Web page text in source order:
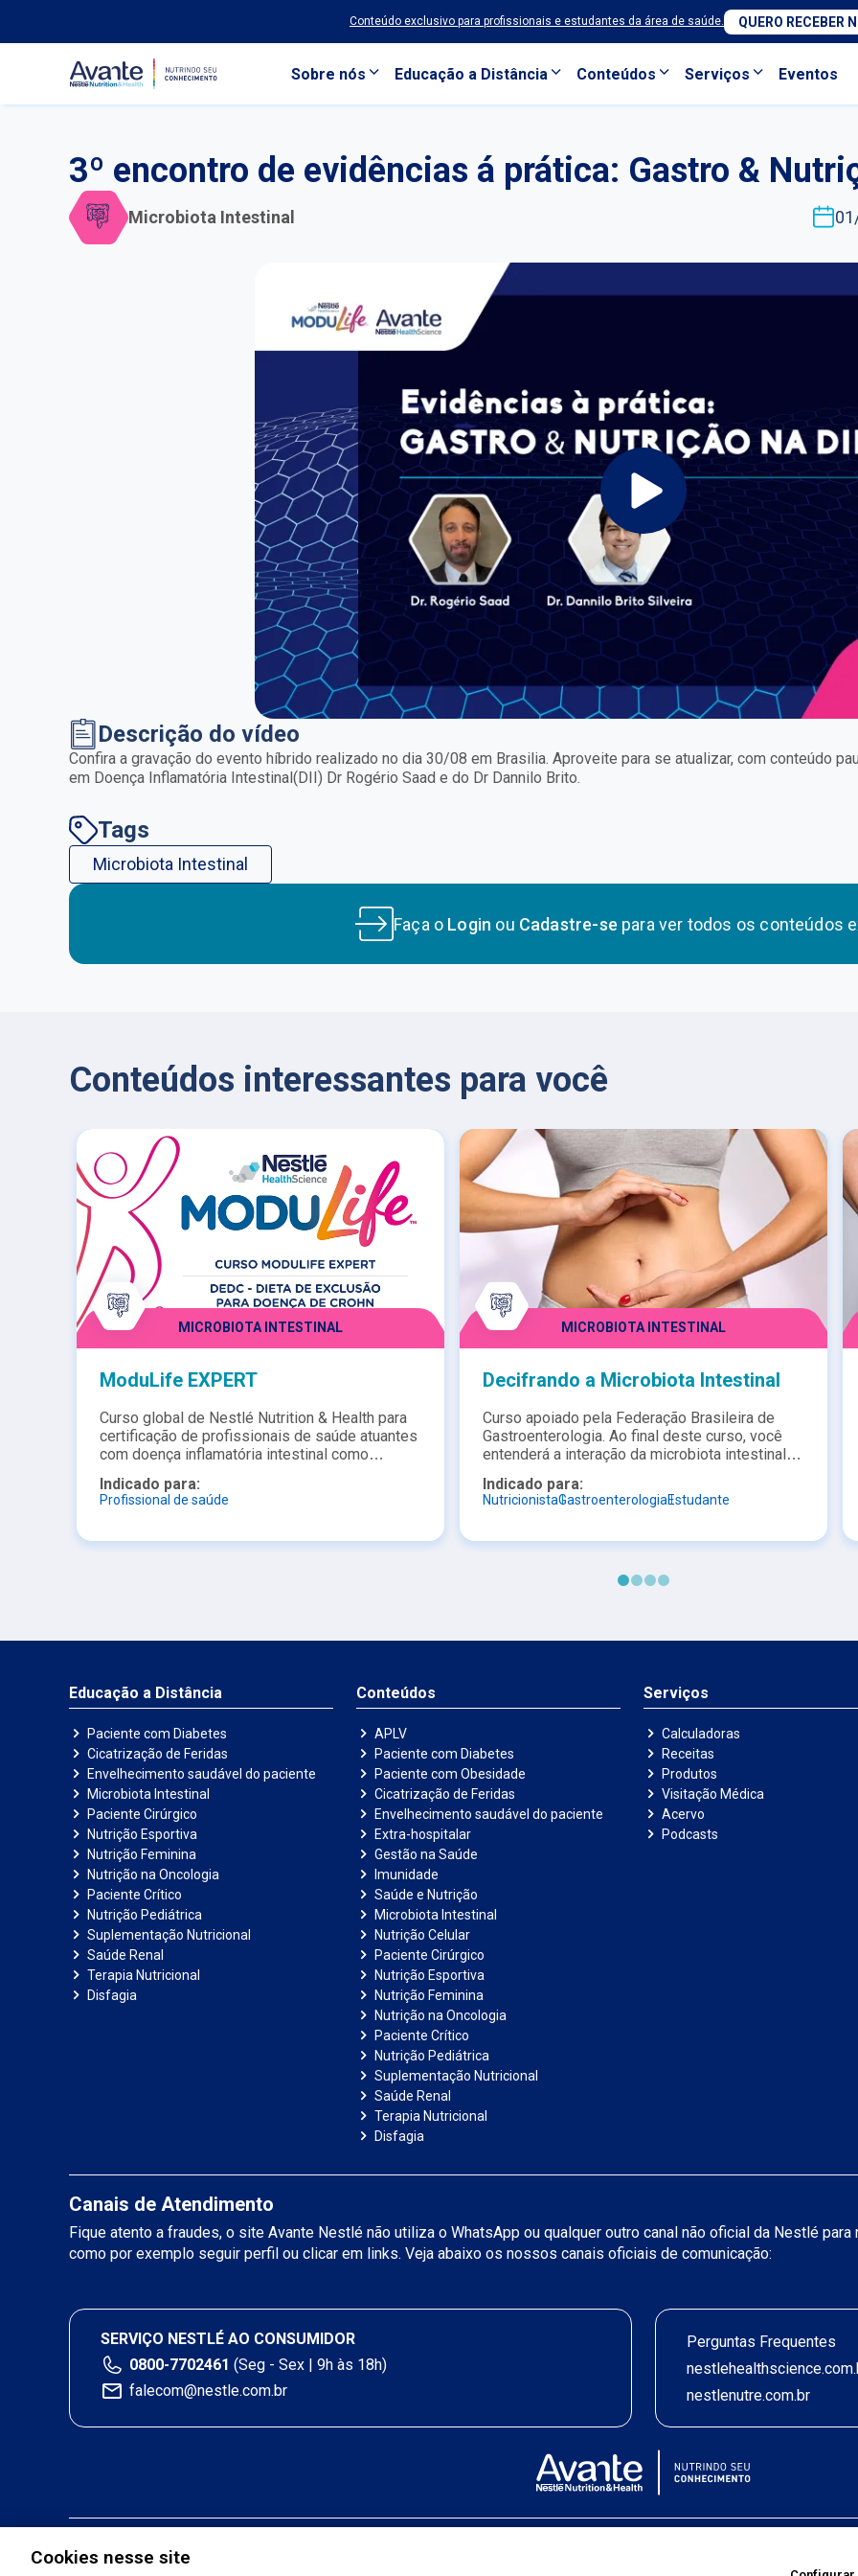
Conteúdo exclusivo para profissionais e estudantes da área de saúde. QUERO RECEBER
Sobre nós Educação a Distância Conteúdos Serviços Eventos
3º encontro de evidências á prática: Gastro &
Microbiota Intestinal
Descrição do vídeo
Confira a gravação do evento híbrido realizado no dia 30/08 em Brasilia. Aproveite para se atualizar, com conteúdo
em Doença Inflamatória Intestinal(DII) Dr Rogério Saad e do Dr Dannilo Brito.
Tags
Microbiota Intestinal
Faça o Login ou Cadastre-se para ver todos os conteúdos
Conteúdos interessantes para você
MICROBIOTA INTESTINAL
ModuLife EXPERT
Curso global de Nestlé Nutrition & Health para
certificação de profissionais de saúde atuantes
com doença inflamatória intestinal como
possível incluir pacientes no APP ModuLife
para melhor manejo e controle junto ao paciente
princípios da DEDC -Dieta de Exclusão para
Indicado para:
Profissional de saúde
MICROBIOTA INTESTINAL
Decifrando a Microbiota Intestinal
Curso apoiado pela Federação Brasileira de
Gastroenterologia. Ao final deste curso, você
entenderá a interação da microbiota intestinal
doenças digestivas; seu impacto na inflamação
e imunidade; e a importância de condutas que
saudável.
Indicado para:
NutricionistaGastroenterologiaEstudante
Educação a Distância
Paciente com Diabetes
Cicatrização de Feridas
Envelhecimento saudável do paciente
Microbiota Intestinal
Paciente Cirúrgico
Nutrição Esportiva
Nutrição Feminina
Nutrição na Oncologia
Paciente Crítico
Nutrição Pediátrica
Suplementação Nutricional
Saúde Renal
Terapia Nutricional
Disfagia
Conteúdos
APLV
Paciente com Diabetes
Paciente com Obesidade
Cicatrização de Feridas
Envelhecimento saudável do paciente
Extra-hospitalar
Gestão na Saúde
Imunidade
Saúde e Nutrição
Microbiota Intestinal
Nutrição Celular
Paciente Cirúrgico
Nutrição Esportiva
Nutrição Feminina
Nutrição na Oncologia
Paciente Crítico
Nutrição Pediátrica
Suplementação Nutricional
Saúde Renal
Terapia Nutricional
Disfagia
Serviços
Calculadoras
Receitas
Produtos
Visitação Médica
Acervo
Podcasts
Canais de Atendimento
Fique atento a fraudes, o site Avante Nestlé não utiliza o WhatsApp ou qualquer outro canal não oficial da Nestlé
como por exemplo seguir perfil ou clicar em links. Veja abaixo os nossos canais oficiais de comunicação:
SERVIÇO NESTLÉ AO CONSUMIDOR
0800-7702461 (Seg - Sex | 9h às 18h)
falecom@nestle.com.br
Perguntas Frequentes
nestlenutre.com.br
Cookies nesse site